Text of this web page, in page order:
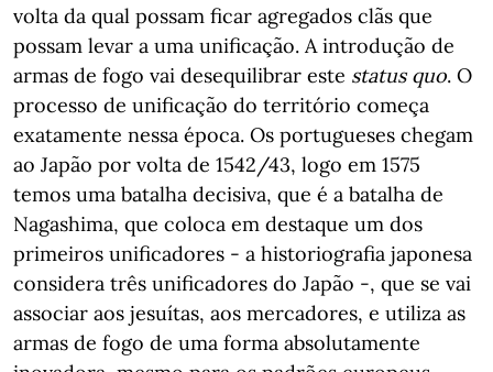
volta da qual possam ficar agregados clãs que
possam levar a uma unificação. A introdução de
armas de fogo vai desequilibrar este status quo. O
processo de unificação do território começa
exatamente nessa época. Os portugueses chegam
ao Japão por volta de 1542/43, logo em 1575
temos uma batalha decisiva, que é a batalha de
Nagashima, que coloca em destaque um dos
primeiros unificadores - a historiografia japonesa
considera três unificadores do Japão -, que se vai
associar aos jesuítas, aos mercadores, e utiliza as
armas de fogo de uma forma absolutamente